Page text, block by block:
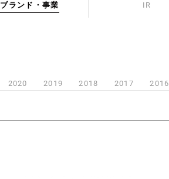
ブランド・事業 IR
2020 2019 2018 2017 2016